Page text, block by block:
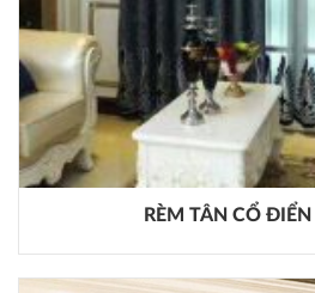
RÈM TÂN CỔ